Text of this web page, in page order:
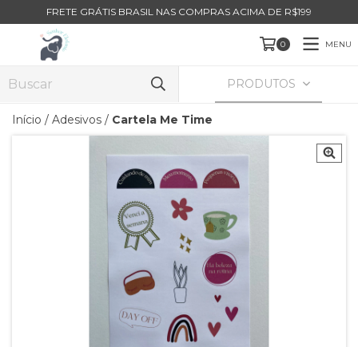
FRETE GRÁTIS BRASIL NAS COMPRAS ACIMA DE R$199
0 MENU
PRODUTOS
Início / Adesivos / Cartela Me Time